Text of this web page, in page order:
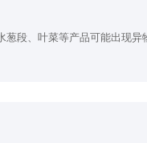
、玻璃、渔网碎片等外源性
葱段、叶菜等产品可能出现